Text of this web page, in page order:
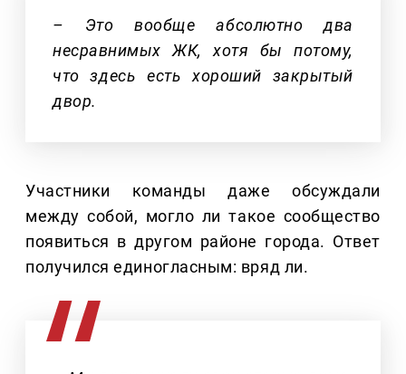
– Это вообще абсолютно два
несравнимых ЖК, хотя бы потому,
что здесь есть хороший закрытый
двор.
Участники команды даже обсуждали
между собой, могло ли такое сообщество
появиться в другом районе города. Ответ
получился единогласным: вряд ли.